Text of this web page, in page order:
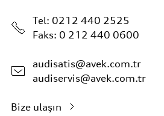
Tel: 0212 440 2525
Faks: 0 212 440 0600
audisatis@avek.com.tr
audiservis@avek.com.tr
Bize ulaşın